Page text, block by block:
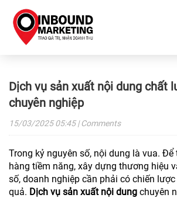
Dịch vụ sản xuất nội dung chất
chuyên nghiệp
15/03/202505:45| Comments
Trong kỷ nguyên số, nội dung là vua. Để
hàng tiềm năng, xây dựng thương hiệu
số, doanh nghiệp cần phải có chiến
quả. Dịch vụ sản xuất nội dung chuyên